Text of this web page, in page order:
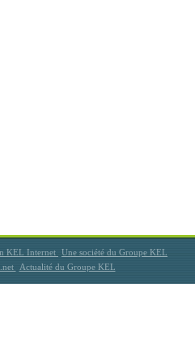
KEL Internet Une société du Groupe KEL
Actualité du Groupe KEL